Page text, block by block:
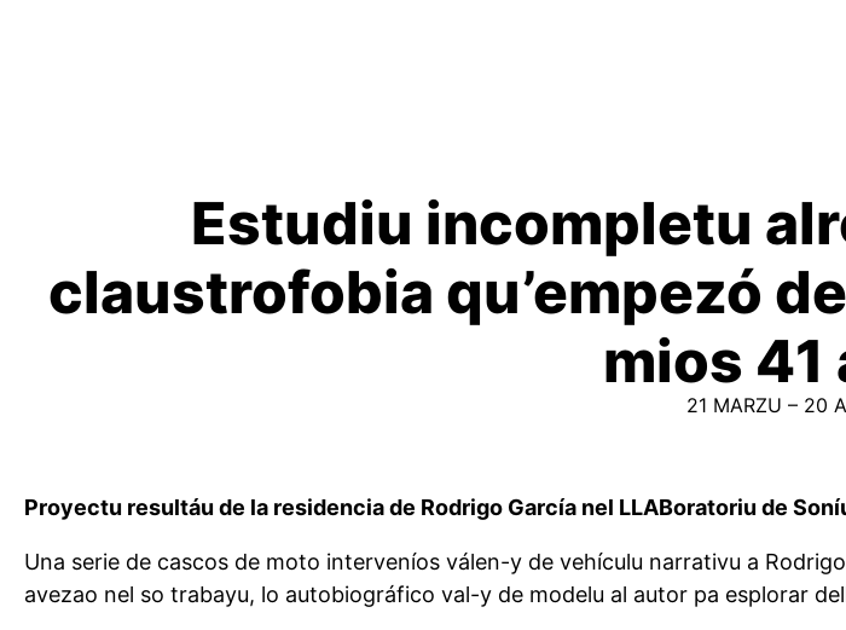
Estudiu incompletu
claustrofobia qu’empezó
mios
21 MARZU – 20
Proyectu resultáu de la residencia de Rodrigo García nel LLABoratoriu de
Una serie de cascos de moto interveníos válen-y de vehículu narrativu a
avezao nel so trabayu, lo autobiográfico val-y de modelu al autor pa esplorar